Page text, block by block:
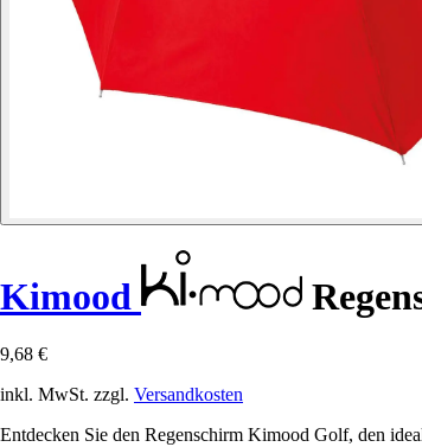
Kimood
9,68 €
inkl. MwSt. zzgl. Versandkosten
Entdecken Sie den Regenschirm Kimood Golf, den